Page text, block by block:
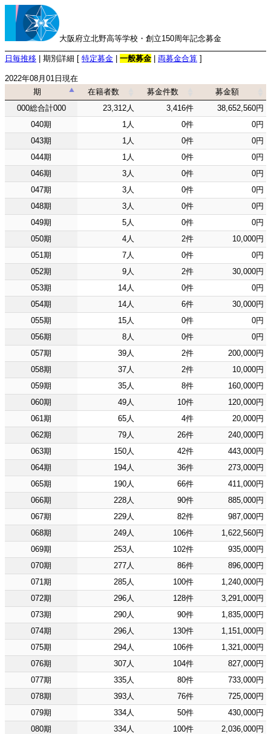
大阪府立北野高等学校・創立150周年記念募金
日毎推移 | 期別詳細 [ 特定募金 一般募金 両募金合算 ]
2022年08月01日現在
期
在籍者数 募金件数
募金額
期
在籍者数 募金件数 募金額
000総合計000 23,312人 3,416件
38,652,560円
040期
1人 0件
0円
043期
1人 0件
0円
044期
1人 0件
0円
046期
3人 0件
0円
047期
3人 0件
0円
048期
3人 0件
0円
049期
5人 0件
0円
050期
4人 2件
10,000円
051期
7人 0件
0円
052期
9人 2件
30,000円
053期
14人 0件
0円
054期
14人 6件
30,000円
055期
15人 0件
0円
056期
8人 0件
0円
057期
39人 2件
200,000円
058期
37人 2件
10,000円
059期
35人 8件
160,000円
060期
49人 10件
120,000円
061期
65人 4件
20,000円
062期
79人 26件
240,000円
063期
150人 42件
443,000円
064期
194人 36件
273,000円
065期
190人 66件
411,000円
066期
228人 90件
885,000円
067期
229人 82件
987,000円
068期
249人 106件
1,622,560円
069期
253人 102件
935,000円
070期
277人 86件
896,000円
071期
285人 100件
1,240,000円
072期
296人 128件
3,291,000円
073期
290人 90件
1,835,000円
074期
296人 130件
1,151,000円
075期
294人 106件
1,321,000円
076期
307人 104件
827,000円
077期
335人 80件
733,000円
078期
393人 76件
725,000円
079期
334人 50件
430,000円
080期
334人 100件
2,036,000円